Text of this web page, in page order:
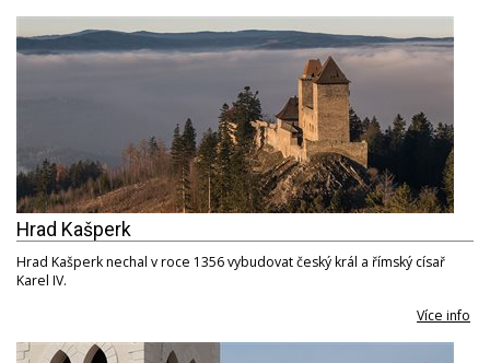
Hrad Kašperk
Hrad Kašperk nechal v roce 1356 vybudovat český král a římský císař
Karel IV.
Více info